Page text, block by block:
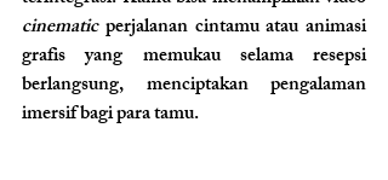
cinematic perjalanan cintamu atau animasi
grafis yang memukau selama resepsi
berlangsung, menciptakan pengalaman
imersif bagi para tamu.